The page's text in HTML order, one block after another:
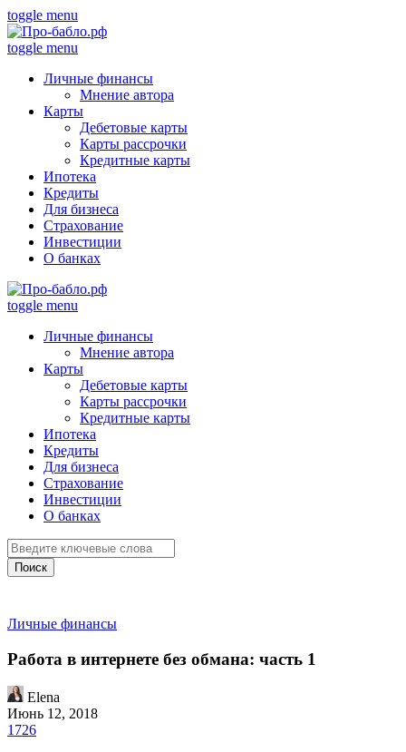
toggle menu
toggle menu
Личные финансы
Мнение автора
Карты
Дебетовые карты
Карты рассрочки
Кредитные карты
Ипотека
Кредиты
Для бизнеса
Страхование
Инвестиции
О банках
toggle menu
Личные финансы
Мнение автора
Карты
Дебетовые карты
Карты рассрочки
Кредитные карты
Ипотека
Кредиты
Для бизнеса
Страхование
Инвестиции
О банках
Поиск
Личные финансы
Работа в интернете без обмана: часть 1
Elena
Июнь 12, 2018
1726